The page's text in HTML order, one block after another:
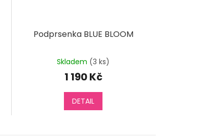
Podprsenka BLUE BLOOM
Skladem (3 ks)
1 190 Kč
DETAIL